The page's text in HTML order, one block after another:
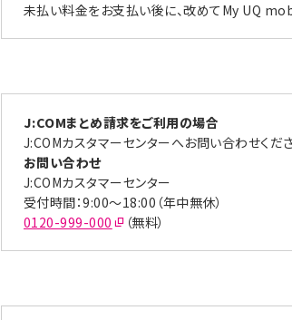
未払い料金をお支払い後に、改めてMy UQ
J:COMまとめ請求をご利用の場合
J:COMカスタマーセンターへお問い合わせくださ
お問い合わせ
J:COMカスタマーセンター
受付時間：9:00～18:00（年中無休）
0120-999-000
（無料）